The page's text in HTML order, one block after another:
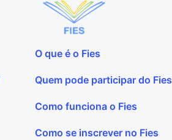
O que é o Fies
Quem pode participar do Fies
Como funciona o Fies
Como se inscrever no Fies